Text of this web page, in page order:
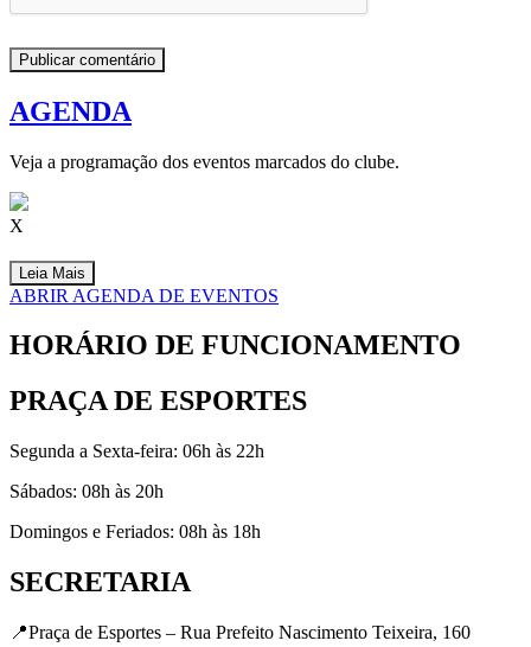
AGENDA
Veja a programação dos eventos marcados do clube.
X
Leia Mais
ABRIR AGENDA DE EVENTOS
HORÁRIO DE FUNCIONAMENTO
PRAÇA DE ESPORTES
Segunda a Sexta-feira: 06h às 22h
Sábados: 08h às 20h
Domingos e Feriados: 08h às 18h
SECRETARIA
📍Praça de Esportes – Rua Prefeito Nascimento Teixeira, 160